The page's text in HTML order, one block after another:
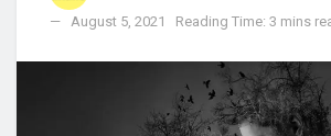
August 5, 2021
Reading Time: 3 mins